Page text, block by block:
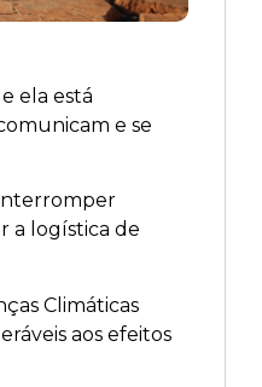
ela está
e se
a logística de
Climáticas
aos efeitos